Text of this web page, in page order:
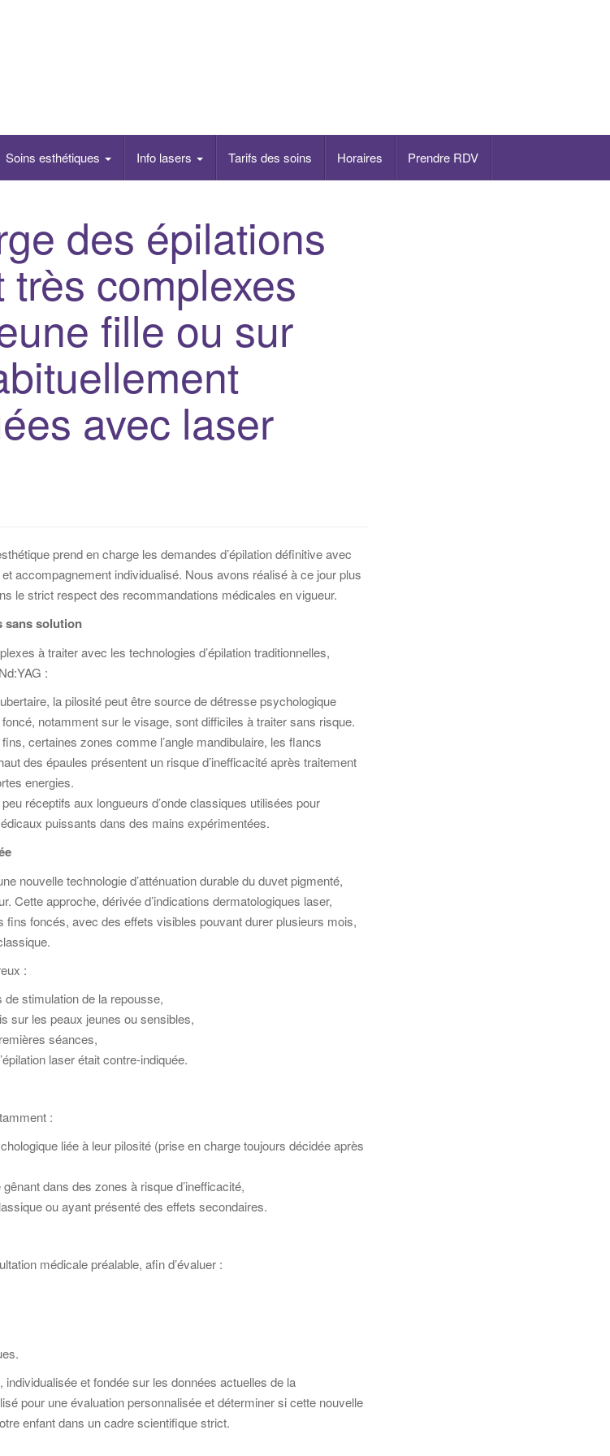
Soins esthétiques Info lasers Tarifs des soins Horaires Prendre RDV
des épilations
complexes
fille ou sur
avec laser
prend en charge les demandes d’épilation définitive avec
accompagnement individualisé. Nous avons réalisé à ce jour plus
le strict respect des recommandations médicales en vigueur.
sans solution
à traiter avec les technologies d’épilation traditionnelles,
:
la pilosité peut être source de détresse psychologique
notamment sur le visage, sont difficiles à traiter sans risque.
certaines zones comme l’angle mandibulaire, les flancs
des épaules présentent un risque d’inefficacité après traitement
energies.
réceptifs aux longueurs d’onde classiques utilisées pour
puissants dans des mains expérimentées.
nouvelle technologie d’atténuation durable du duvet pigmenté,
Cette approche, dérivée d’indications dermatologiques laser,
foncés, avec des effets visibles pouvant durer plusieurs mois,
:
de stimulation de la repousse,
sur les peaux jeunes ou sensibles,
séances,
laser était contre-indiquée.
:
liée à leur pilosité (prise en charge toujours décidée après
dans des zones à risque d’inefficacité,
ou ayant présenté des effets secondaires.
médicale préalable, afin d’évaluer :
et fondée sur les données actuelles de la
pour une évaluation personnalisée et déterminer si cette nouvelle
enfant dans un cadre scientifique strict.